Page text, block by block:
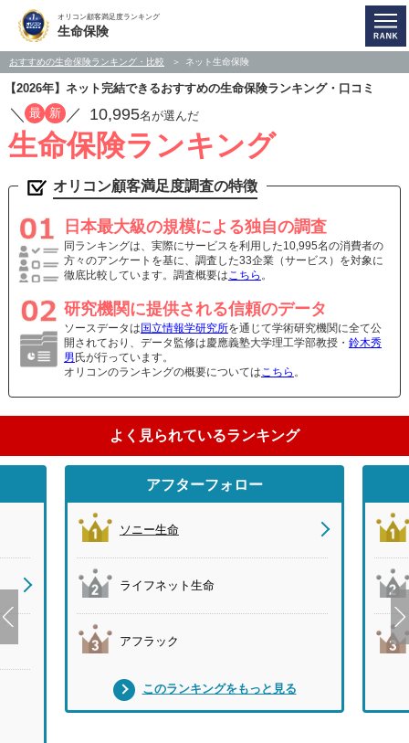
オリコン顧客満足度ランキング
生命保険
おすすめの生命保険ランキング・比較 ネット生命保険
【2026年】ネット完結できるおすすめの生命保険ランキング・口コミ
／ 最 新 ／ 10,995名が選んだ
生命保険ランキング
オリコン顧客満足度調査の特徴
日本最大級の規模による独自の調査
同ランキングは、実際にサービスを利用した10,995名の消費者の
方々のアンケートを基に、調査した33企業（サービス）を対象に
徹底比較しています。調査概要はこちら 。
研究機関に提供される信頼のデータ
ソースデータは 国立情報学研究所を通じて学術研究機関に全て公
開されており、データ監修は慶應義塾大学理工学部教授・ 鈴木秀
男 氏が行っています。
オリコンのランキングの概要についてはこちら 。
よく見られているランキング
アフターフォロー
ソニー生命
ライフネット生命
アフラック
このランキングをもっと見る